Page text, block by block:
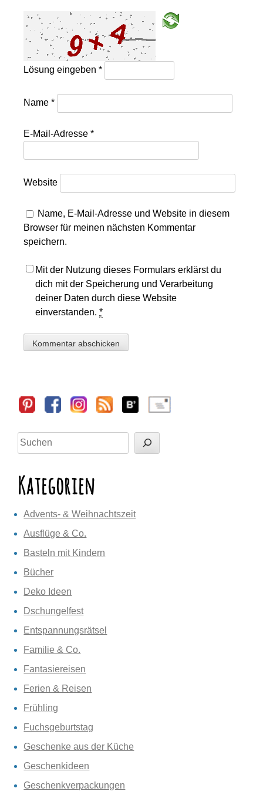
Lösung eingeben*
Name*
E-Mail-Adresse*
Website
Name, E-Mail-Adresse und Website in diesem
Browser für meinen nächsten Kommentar
speichern.
Mit der Nutzung dieses Formulars erklärst du
dich mit der Speicherung und Verarbeitung
deiner Daten durch diese Website
einverstanden.*
Sidebar
Suchen
Kategorien
Advents- & Weihnachtszeit
Ausflüge & Co.
Basteln mit Kindern
Bücher
Deko Ideen
Dschungelfest
Entspannungsrätsel
Familie & Co.
Fantasiereisen
Ferien & Reisen
Frühling
Fuchsgeburtstag
Geschenke aus der Küche
Geschenkideen
Geschenkverpackungen